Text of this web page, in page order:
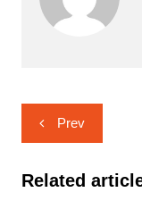
Navigasi
pos
Prev
Related